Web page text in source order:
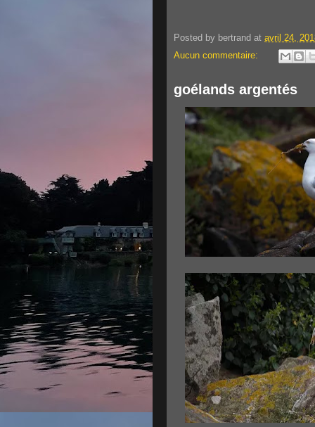
Posted by bertrand at avril 24,
Aucun commentaire:
goélands argentés